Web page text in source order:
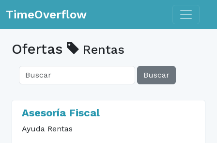
TimeOverflow Toggle
Ofertas Rentas
Buscar
Asesoría Fiscal
Ayuda Rentas